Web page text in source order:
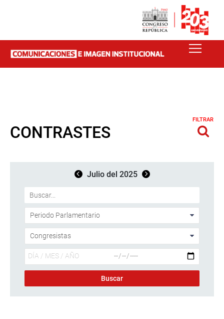
CONTRASTES
FILTRAR
Julio del 2025